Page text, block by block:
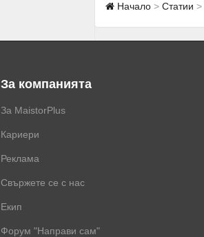
Начало Статии
За компанията
За MaistorPlus
Кариери
Реклама
Свържете се с нас
Екип
Форум "Направи сам"